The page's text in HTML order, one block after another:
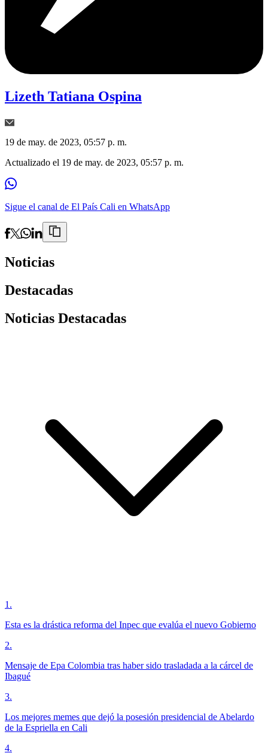
Lizeth Tatiana Ospina
19 de may. de 2023, 05:57 p. m.
Actualizado el 19 de may. de 2023, 05:57 p. m.
Sigue el canal de El País Cali en WhatsApp
Noticias
Destacadas
Noticias Destacadas
1 .
Esta es la drástica reforma del Inpec que evalúa el nuevo Gobierno
2.
Mensaje de Epa Colombia tras haber sido trasladada a la cárcel de
Ibagué
3.
Los mejores memes que dejó la posesión presidencial de Abelardo
de la Espriella en Cali
4.